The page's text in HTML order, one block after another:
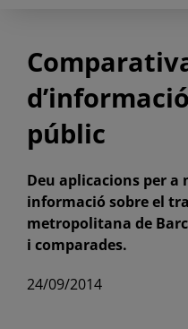
públic
Deu aplicacions per a
informació sobre el
metropolitana de
i comparades.
24/09/2014